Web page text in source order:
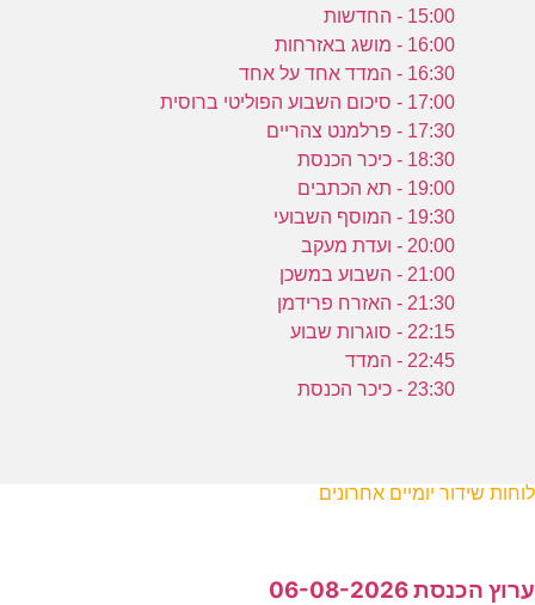
15:00 - החדשות
16:00 - מושג באזרחות
16:30 - המדד אחד על אחד
17:00 - סיכום השבוע הפוליטי ברוסית
17:30 - פרלמנט צהריים
18:30 - כיכר הכנסת
19:00 - תא הכתבים
19:30 - המוסף השבועי
20:00 - ועדת מעקב
21:00 - השבוע במשכן
21:30 - האזרח פרידמן
22:15 - סוגרות שבוע
22:45 - המדד
23:30 - כיכר הכנסת
לוחות שידור יומיים אחרונים
ערוץ הכנסת 06-08-2026